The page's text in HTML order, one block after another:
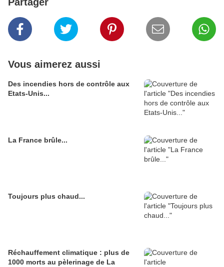
Vous aimerez aussi
Des incendies hors de contrôle aux
Etats-Unis...
La France brûle...
Toujours plus chaud...
Réchauffement climatique : plus de
1000 morts au pèlerinage de La